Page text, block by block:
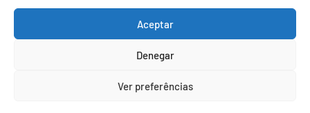
Aceptar
Denegar
Ver preferências